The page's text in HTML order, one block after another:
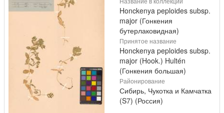
Honckenya peploides subsp.
major (Гонкения
бутерлаковидная)
Принятое название
Honckenya peploides subsp.
major (Hook.) Hultén
(Гонкения большая)
Районирование
Сибирь, Чукотка и Камчатка
(S7) (Россия)